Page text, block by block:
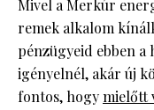
Mivel a Merkúr
remek alkalom
pénzügyeid ebben
igényelnél, akár új
fontos, hogymielőtt